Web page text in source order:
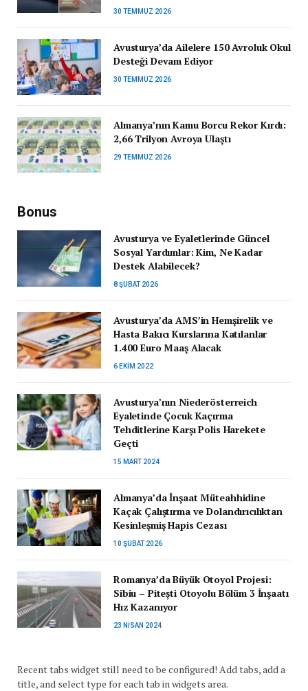
30 TEMMUZ 2026
Avusturya’da Ailelere 150 Avroluk Okul
Desteği Devam Ediyor
30 TEMMUZ 2026
Almanya’nın Kamu Borcu Rekor Kırdı:
2,66 Trilyon Avroya Ulaştı
29 TEMMUZ 2026
Bonus
Avusturya ve Eyaletlerinde Güncel
Sosyal Yardımlar: Kim, Ne Kadar
Destek Alabilecek?
8 ŞUBAT 2026
Avusturya’da AMS’in Hemşirelik ve
Hasta Bakıcı Kurslarına Katılanlar
1.400 Euro Maaş Alacak
6 EKIM 2022
Avusturya’nın Niederösterreich
Eyaletinde Çocuk Kaçırma
Tehditlerine Karşı Polis Harekete
Geçti
15 MART 2024
Almanya’da İnşaat Müteahhidine
Kaçak Çalıştırma ve Dolandırıcılıktan
Kesinleşmiş Hapis Cezası
10 ŞUBAT 2026
Romanya’da Büyük Otoyol Projesi:
Sibiu – Pitești Otoyolu Bölüm 3 İnşaatı
Hız Kazanıyor
23 NISAN 2024
Recent tabs widget still need to be configured! Add tabs, add a
title, and select type for each tab in widgets area.